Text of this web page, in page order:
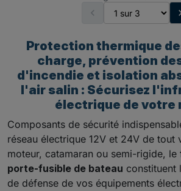

Protection thermique
charge, prévention
d'incendie et isolation
l'air salin : Sécurisez
électrique de votre
Composants de sécurité
réseau électrique 12V et 24V de tout
moteur, catamaran ou semi-rigide, le
porte-fusible de bateau constituent
de défense de vos équipements